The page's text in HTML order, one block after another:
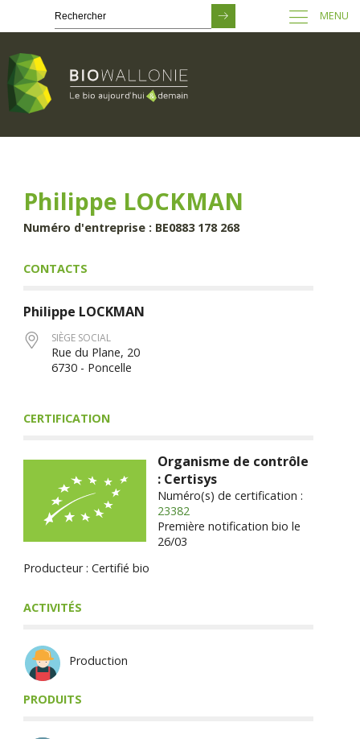
principal
MENU
Philippe LOCKMAN
Numéro d'entreprise : BE0883 178 268
CONTACTS
Philippe LOCKMAN
SIÈGE SOCIAL
Rue du Plane, 20
6730 - Poncelle
CERTIFICATION
Organisme de contrôle
: Certisys
Numéro(s) de certification :
23382
Première notification bio le
26/03
Producteur : Certifié bio
ACTIVITÉS
Production
PRODUITS